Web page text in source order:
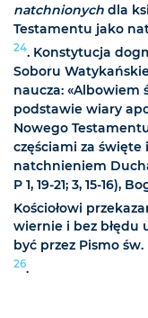
natchnionych dla
Testamentu jako
24. Konstytucja
Soboru
naucza: «Albowiem
podstawie wiary
Nowego
częściami za
natchnieniem Ducha
P 1, 19-21; 3, 15-16),
Kościołowi
wiernie i bez błędu
być przez Pismo
26.